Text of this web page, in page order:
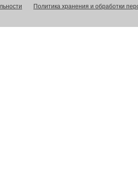
Политика хранения и обработки